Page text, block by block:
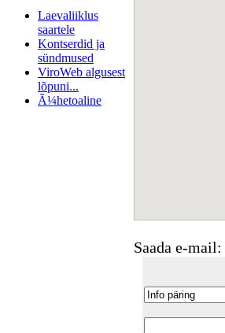
Laevaliiklus
saartele
Kontserdid ja
sündmused
ViroWeb algusest
lõpuni...
Ã¼hetoaline
Saada e-mail: